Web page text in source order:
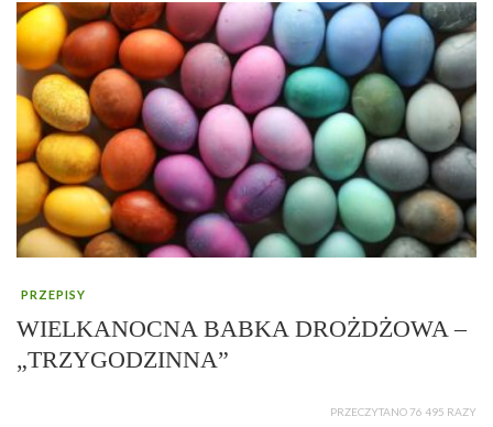
PRZEPISY
WIELKANOCNA BABKA DROŻDŻOWA –
„TRZYGODZINNA”
PRZECZYTANO 76 495 RAZY